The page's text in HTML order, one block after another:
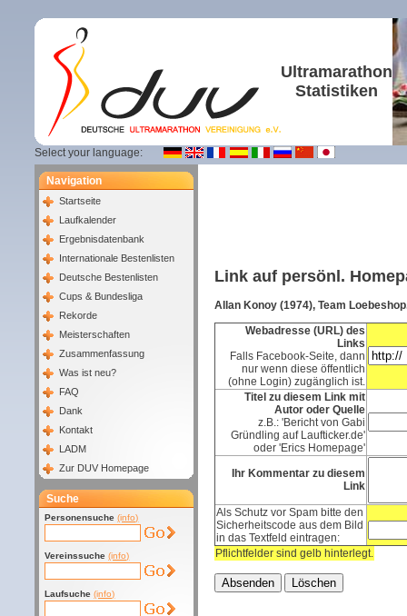
Ultramarathon
Statistiken
Select your language:
Navigation
Startseite
Laufkalender
Ergebnisdatenbank
Internationale Bestenlisten
Deutsche Bestenlisten
Cups & Bundesliga
Rekorde
Meisterschaften
Zusammenfassung
Was ist neu?
FAQ
Dank
Kontakt
LADM
Zur DUV Homepage
Suche
Personensuche (info)
Vereinssuche (info)
Laufsuche (info)
Link auf persönl.
Allan Konoy (1974), Team
Webadresse (URL) des
Links
Falls Facebook-Seite, dann
nur wenn diese öffentlich
(ohne Login) zugänglich ist.
Titel zu diesem Link mit
Autor oder Quelle
z.B.: 'Bericht von Gabi
Gründling auf Laufticker.de'
oder 'Erics Homepage'
Ihr Kommentar zu diesem
Link
Als Schutz vor Spam bitte den
Sicherheitscode aus dem Bild
in das Textfeld eintragen:
Pflichtfelder sind gelb hinterlegt.